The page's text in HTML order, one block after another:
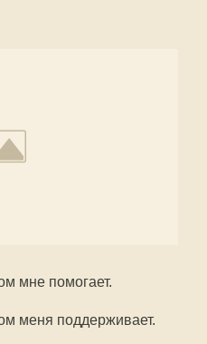
мне помогает.
меня поддерживает.